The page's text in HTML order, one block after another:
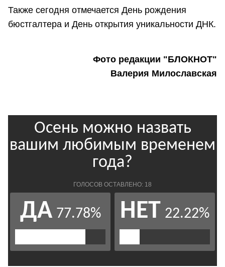
Также сегодня отмечается День рождения
бюстгалтера и День открытия уникальности ДНК.
Фото редакции "БЛОКНОТ"
Валерия Милославская